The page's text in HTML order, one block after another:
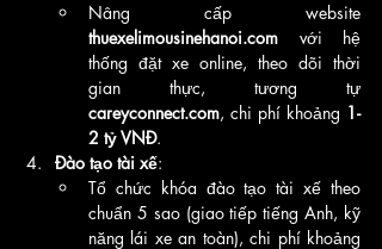
thuexelimousinehanoi.com với hệ
thống đặt xe online, theo dõi thời
careyconnect.com, chi phí khoảng 1-
2 tỷ VNĐ.
Đào tạo tài xế:
Tổ chức khóa đào tạo tài xế theo
chuẩn 5 sao (giao tiếp tiếng Anh, kỹ